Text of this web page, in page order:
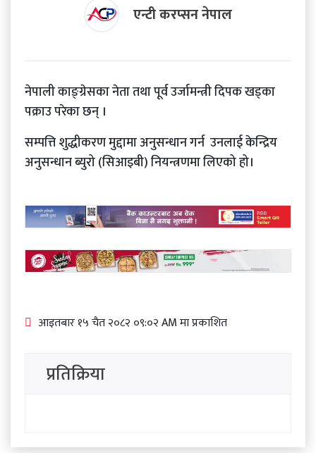
एन्टी करप्सन नेपाल
नेपाली काङ्ग्रेसका नेता तथा पूर्व उर्जामन्त्री दिपक खड्का
पक्राउ परेका छन् ।
सम्पत्ति शुद्धीकरण मुद्दामा अनुसन्धान गर्न उनलाई केन्द्रिय
अनुसन्धान ब्युरो (सिआइबी) नियन्त्रणमा लिएको हो।
आइतबार​ १५ चैत २०८२ ०९:०२ AM मा प्रकाशित
प्रतिक्रिया